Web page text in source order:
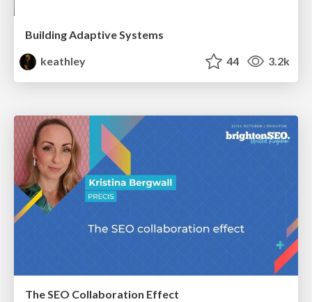
Building Adaptive Systems
keathley
44 3.2k
The SEO Collaboration Effect